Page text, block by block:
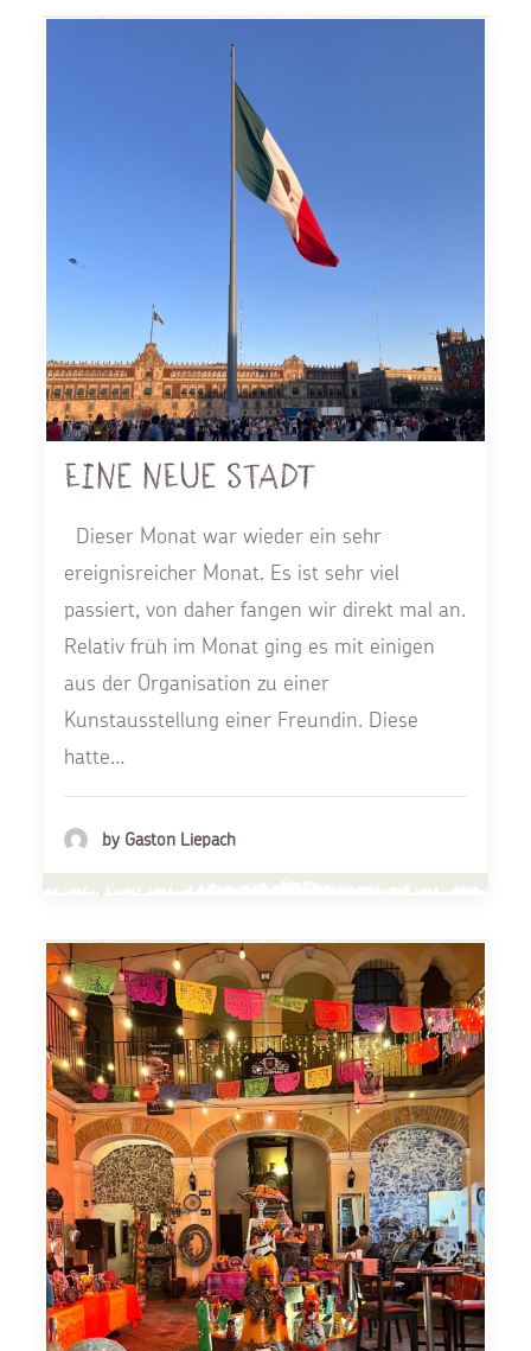
Eine neue Stadt
Dieser Monat war wieder ein sehr
ereignisreicher Monat. Es ist sehr viel
passiert, von daher fangen wir direkt mal an.
Relativ früh im Monat ging es mit einigen
aus der Organisation zu einer
Kunstausstellung einer Freundin. Diese
hatte…
by Gaston Liepach